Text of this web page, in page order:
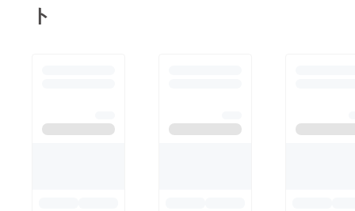
ト